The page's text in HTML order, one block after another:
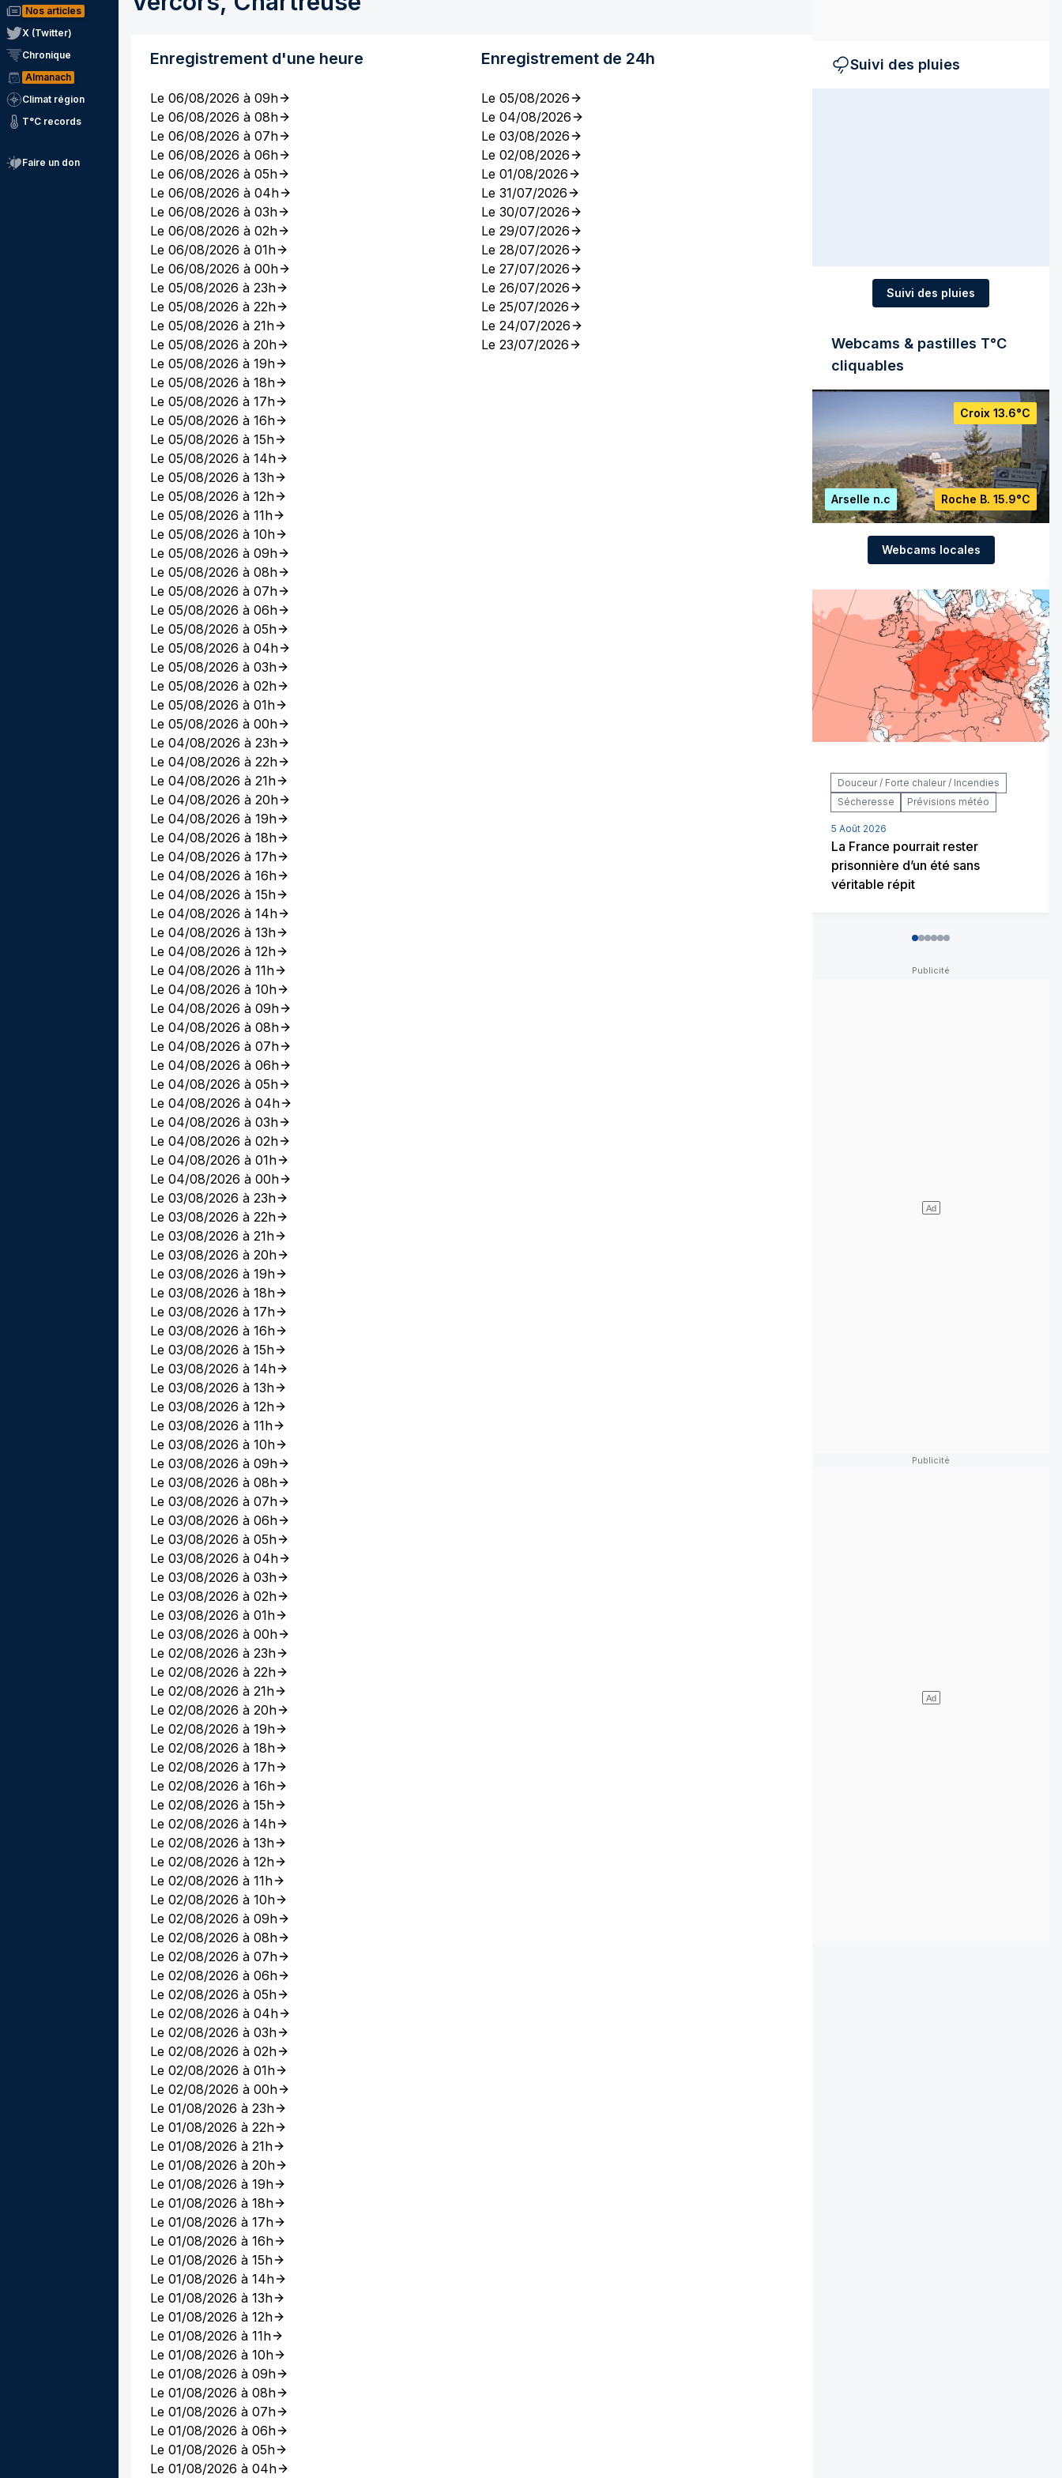
Nos articles
X (Twitter)
Chronique
Almanach
Climat région
T°C records
Faire un don
Enregistrement d'une heure
Le 06/08/2026 à 09h
Le 06/08/2026 à 08h
Le 06/08/2026 à 07h
Le 06/08/2026 à 06h
Le 06/08/2026 à 05h
Le 06/08/2026 à 04h
Le 06/08/2026 à 03h
Le 06/08/2026 à 02h
Le 06/08/2026 à 01h
Le 06/08/2026 à 00h
Le 05/08/2026 à 23h
Le 05/08/2026 à 22h
Le 05/08/2026 à 21h
Le 05/08/2026 à 20h
Le 05/08/2026 à 19h
Le 05/08/2026 à 18h
Le 05/08/2026 à 17h
Le 05/08/2026 à 16h
Le 05/08/2026 à 15h
Le 05/08/2026 à 14h
Le 05/08/2026 à 13h
Le 05/08/2026 à 12h
Le 05/08/2026 à 11h
Le 05/08/2026 à 10h
Le 05/08/2026 à 09h
Le 05/08/2026 à 08h
Le 05/08/2026 à 07h
Le 05/08/2026 à 06h
Le 05/08/2026 à 05h
Le 05/08/2026 à 04h
Le 05/08/2026 à 03h
Le 05/08/2026 à 02h
Le 05/08/2026 à 01h
Le 05/08/2026 à 00h
Le 04/08/2026 à 23h
Le 04/08/2026 à 22h
Le 04/08/2026 à 21h
Le 04/08/2026 à 20h
Le 04/08/2026 à 19h
Le 04/08/2026 à 18h
Le 04/08/2026 à 17h
Le 04/08/2026 à 16h
Le 04/08/2026 à 15h
Le 04/08/2026 à 14h
Le 04/08/2026 à 13h
Le 04/08/2026 à 12h
Le 04/08/2026 à 11h
Le 04/08/2026 à 10h
Le 04/08/2026 à 09h
Le 04/08/2026 à 08h
Le 04/08/2026 à 07h
Le 04/08/2026 à 06h
Le 04/08/2026 à 05h
Le 04/08/2026 à 04h
Le 04/08/2026 à 03h
Le 04/08/2026 à 02h
Le 04/08/2026 à 01h
Le 04/08/2026 à 00h
Le 03/08/2026 à 23h
Le 03/08/2026 à 22h
Le 03/08/2026 à 21h
Le 03/08/2026 à 20h
Le 03/08/2026 à 19h
Le 03/08/2026 à 18h
Le 03/08/2026 à 17h
Le 03/08/2026 à 16h
Le 03/08/2026 à 15h
Le 03/08/2026 à 14h
Le 03/08/2026 à 13h
Le 03/08/2026 à 12h
Le 03/08/2026 à 11h
Le 03/08/2026 à 10h
Le 03/08/2026 à 09h
Le 03/08/2026 à 08h
Le 03/08/2026 à 07h
Le 03/08/2026 à 06h
Le 03/08/2026 à 05h
Le 03/08/2026 à 04h
Le 03/08/2026 à 03h
Le 03/08/2026 à 02h
Le 03/08/2026 à 01h
Le 03/08/2026 à 00h
Le 02/08/2026 à 23h
Le 02/08/2026 à 22h
Le 02/08/2026 à 21h
Le 02/08/2026 à 20h
Le 02/08/2026 à 19h
Le 02/08/2026 à 18h
Le 02/08/2026 à 17h
Le 02/08/2026 à 16h
Le 02/08/2026 à 15h
Le 02/08/2026 à 14h
Le 02/08/2026 à 13h
Le 02/08/2026 à 12h
Le 02/08/2026 à 11h
Le 02/08/2026 à 10h
Le 02/08/2026 à 09h
Le 02/08/2026 à 08h
Le 02/08/2026 à 07h
Le 02/08/2026 à 06h
Le 02/08/2026 à 05h
Le 02/08/2026 à 04h
Le 02/08/2026 à 03h
Le 02/08/2026 à 02h
Le 02/08/2026 à 01h
Le 02/08/2026 à 00h
Le 01/08/2026 à 23h
Le 01/08/2026 à 22h
Le 01/08/2026 à 21h
Le 01/08/2026 à 20h
Le 01/08/2026 à 19h
Le 01/08/2026 à 18h
Le 01/08/2026 à 17h
Le 01/08/2026 à 16h
Le 01/08/2026 à 15h
Le 01/08/2026 à 14h
Le 01/08/2026 à 13h
Le 01/08/2026 à 12h
Le 01/08/2026 à 11h
Le 01/08/2026 à 10h
Le 01/08/2026 à 09h
Le 01/08/2026 à 08h
Le 01/08/2026 à 07h
Le 01/08/2026 à 06h
Le 01/08/2026 à 05h
Le 01/08/2026 à 04h
Enregistrement de 24h
Le 05/08/2026
Le 04/08/2026
Le 03/08/2026
Le 02/08/2026
Le 01/08/2026
Le 31/07/2026
Le 30/07/2026
Le 29/07/2026
Le 28/07/2026
Le 27/07/2026
Le 26/07/2026
Le 25/07/2026
Le 24/07/2026
Le 23/07/2026
Suivi des pluies
Suivi des pluies
Webcams & pastilles T°C
cliquables
Croix 13.6°C
Arselle n.c Roche B. 15.9°C
Webcams locales
Douceur / Forte chaleur / Incendies
Sécheresse
Prévisions météo
5 Août 2026
La France pourrait rester
prisonnière d’un été sans
véritable répit
012345